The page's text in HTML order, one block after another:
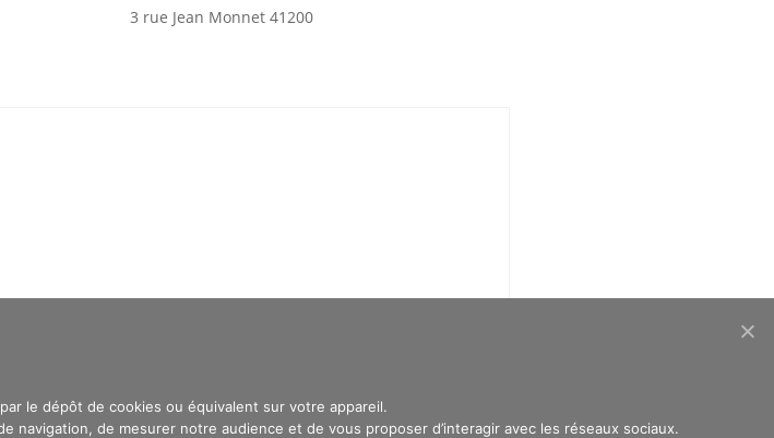
3 rue Jean Monnet 41200
le dépôt de cookies ou équivalent sur votre appareil.
de mesurer notre audience et de vous proposer d’interagir avec les réseaux sociaux.